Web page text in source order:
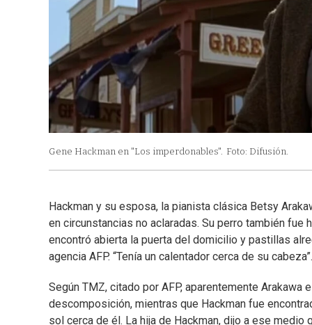
Gene Hackman en "Los imperdonables". Foto: Difusión.
Hackman y su esposa, la pianista clásica Betsy
en circunstancias no aclaradas. Su perro también fue
encontró abierta la puerta del domicilio y pastillas
agencia AFP. “Tenía un calentador cerca de su cabeza”.
Según TMZ, citado por AFP, aparentemente Arakawa
descomposición, mientras que Hackman fue
sol cerca de él. La hija de Hackman, dijo a ese